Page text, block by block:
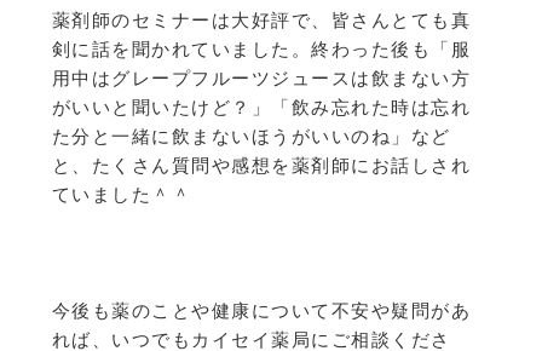
薬剤師のセミナーは大好評で、皆さんとても真
剣に話を聞かれていました。終わった後も「服
用中はグレープフルーツジュースは飲まない方
がいいと聞いたけど？」「飲み忘れた時は忘れ
た分と一緒に飲まないほうがいいのね」など
と、たくさん質問や感想を薬剤師にお話しされ
ていました＾＾
今後も薬のことや健康について不安や疑問があ
れば、いつでもカイセイ薬局にご相談くださ